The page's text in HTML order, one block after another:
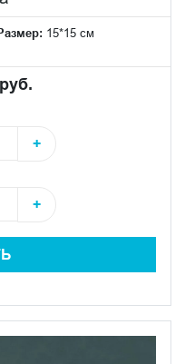
15*15 см
+
+